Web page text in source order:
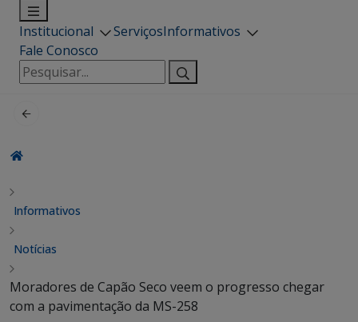
Institucional ServiçosInformativos
Fale Conosco
Pesquisar
por:
Informativos
Notícias
Moradores de Capão Seco veem o progresso chegar
com a pavimentação da MS-258